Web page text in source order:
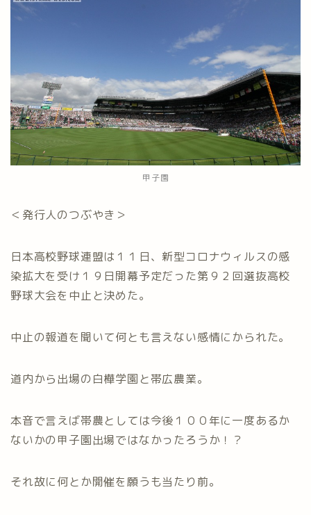
甲子園
＜発行人のつぶやき＞
日本高校野球連盟は１１日、新型コロナウィルスの感
染拡大を受け１９日開幕予定だった第９２回選抜高校
野球大会を中止と決めた。
中止の報道を聞いて何とも言えない感情にかられた。
道内から出場の白樺学園と帯広農業。
本音で言えば帯農としては今後１００年に一度あるか
ないかの甲子園出場ではなかったろうか！？
それ故に何とか開催を願うも当たり前。